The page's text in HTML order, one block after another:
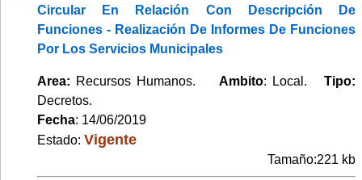
Circular En Relación Con Descripción De
Funciones - Realización De Informes De Funciones
Por Los Servicios Municipales
Area: Recursos Humanos. Ambito: Local.Tipo:
Decretos.
Fecha: 14/06/2019
Estado: Vigente
Tamaño:221 kb